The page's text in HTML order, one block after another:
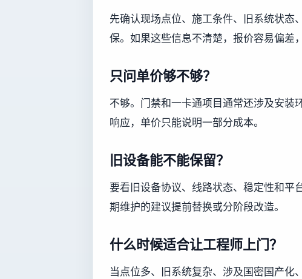
先确认现场点位、施工条件、旧系统状态
保。如果这些信息不清楚，报价容易偏差
只问单价够不够？
不够。门禁和一卡通项目通常还涉及安装
响应，单价只能说明一部分成本。
旧设备能不能保留？
要看旧设备协议、线路状态、稳定性和平
期维护的建议提前替换或分阶段改造。
什么时候适合让工程师上门？
当点位多、旧系统复杂、涉及国密国产化